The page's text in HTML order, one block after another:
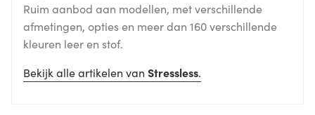
Ruim aanbod aan modellen, met verschillende
afmetingen, opties en meer dan 160 verschillende
kleuren leer en stof.
Bekijk alle artikelen van Stressless.